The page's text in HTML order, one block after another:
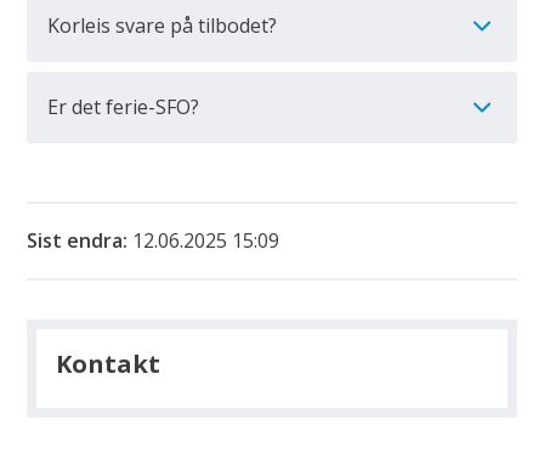
Korleis svare på tilbodet?
Er det ferie-SFO?
Sist endra 12.06.2025 15:09
Kontakt